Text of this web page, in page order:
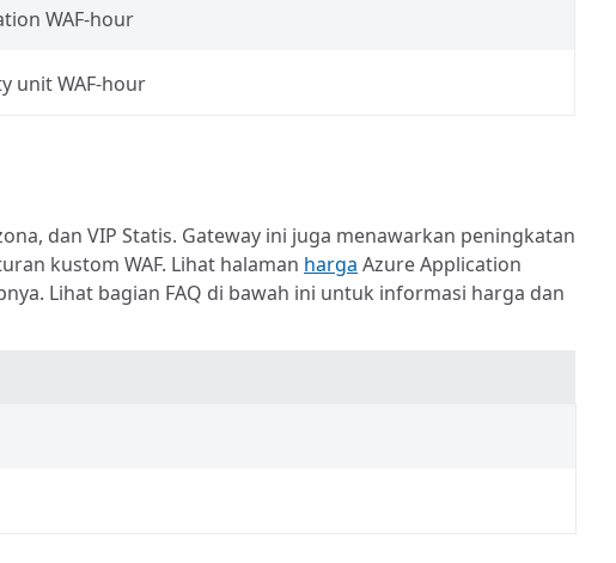
WAF-hour
unit WAF-hour
dan VIP Statis. Gateway ini juga menawarkan peningkatan
kustom WAF. Lihat halaman harga Azure Application
Lihat bagian FAQ di bawah ini untuk informasi harga dan